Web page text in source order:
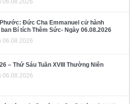
06.08.2026
Đức Cha Emmanuel cử hành
ban Bí tích Thêm Sức- Ngày 06.08.2026
06.08.2026
– Thứ Sáu Tuần XVIII Thường Niên
06.08.2026